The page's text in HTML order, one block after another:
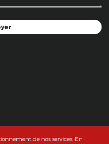
de nos services. En